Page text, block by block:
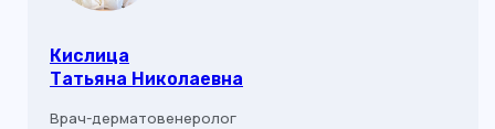
Кислица
Татьяна Николаевна
Врач-дерматовенеролог